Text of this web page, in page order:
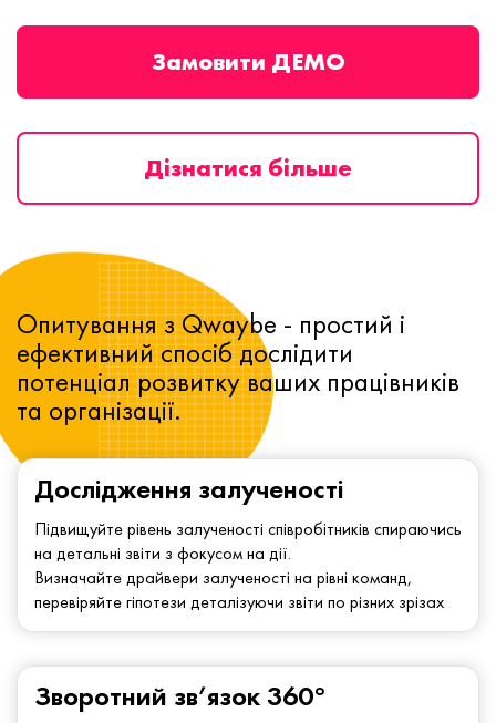
Замовити ДЕМО
Дізнатися більше
Дослідження залученості
Підвищуйте рівень залученості співробітників спираючись
на детальні звіти з фокусом на дії.
Визначайте драйвери залученості на рівні команд,
перевіряйте гіпотези деталізуючи звіти по різних зрізах
Зворотний зв’язок 360°
Опитування з Qwaybe - простий і
ефективний спосіб дослідити
потенціал розвитку ваших працівників
та організації.